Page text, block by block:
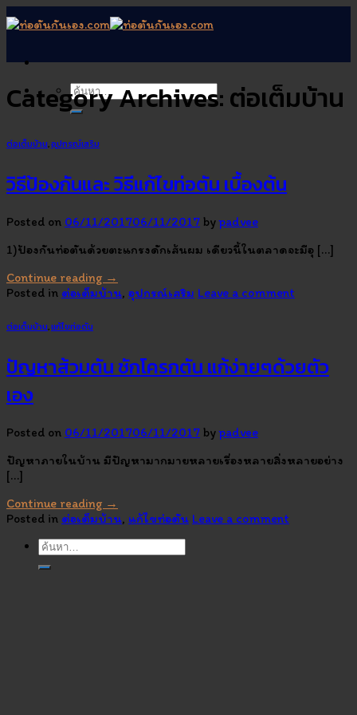
Skip
to
Category Archives:ต่อเต็มบ้าน
ต่อเต็มบ้าน,อุปกรณ์เสริม
วิธีป้องกันและ วิธีแก้ไขท่อตัน เบื้องต้น
Posted on 06/11/201706/11/2017 bypadvee
1)ป้องกันท่อตันด้วยตะแกรงดักเส้นผม เดียวนี้ในตลาดจะมีอุ […]
Continue reading →
Posted in ต่อเต็มบ้าน, อุปกรณ์เสริม Leave a comment
ต่อเต็มบ้าน,แก้ไขท่อตัน
ปัญหาส้วมตัน ชักโครกตัน แก้ง่ายๆด้วยตัว
เอง
Posted on 06/11/201706/11/2017 bypadvee
ปัญหาภายในบ้าน มีปัญหามากมายหลายเรื่องหลายสิ่งหลายอย่าง
[…]
Continue reading →
Posted in ต่อเต็มบ้าน, แก้ไขท่อตัน Leave a comment